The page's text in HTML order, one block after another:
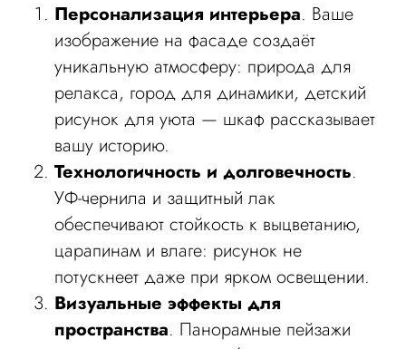
Персонализация интерьера. Ваше
изображение на фасаде создаёт
уникальную атмосферу: природа для
релакса, город для динамики, детский
рисунок для уюта — шкаф рассказывает
вашу историю.
Технологичность и долговечность.
УФ-чернила и защитный лак
обеспечивают стойкость к выцветанию,
царапинам и влаге: рисунок не
потускнеет даже при ярком освещении.
Визуальные эффекты для
пространства. Панорамные пейзажи